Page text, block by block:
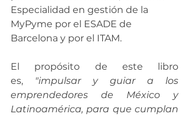
Especialidad en gestión de la
MyPyme por el ESADE de
Barcelona y por el ITAM.
El propósito de este libro
es, "impulsar y guiar a los
emprendedores de México y
Latinoamérica, para que cumplan